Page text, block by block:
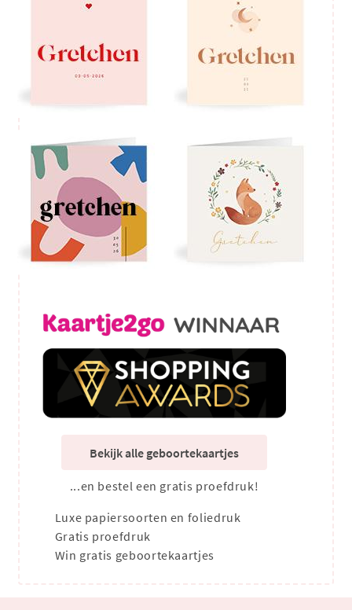
Bekijk alle geboortekaartjes
...en bestel een gratis proefdruk!
Luxe papiersoorten en foliedruk
Gratis proefdruk
Win gratis geboortekaartjes